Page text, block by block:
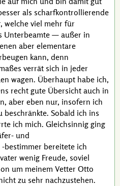
als scharfkontrollierende
welche viel mehr für
Unterbeamte — außer in
aber elementare
kann, denn
verrät sich in jeder
wagen. Überhaupt habe ich,
recht gute Übersicht auch in
aber eben nur, insofern ich
Sobald ich ins
ich mich. Gleichsinnig ging
und
-bestimmer bereitete ich
wenig Freude, soviel
um meinem Vetter Otto
zu sehr nachzustehen.